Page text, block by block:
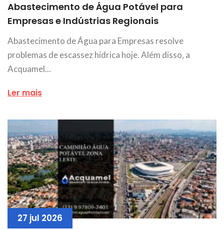
Abastecimento de Água Potável para
Empresas e Indústrias Regionais
Abastecimento de Água para Empresas resolve
problemas de escassez hídrica hoje. Além disso, a
Acquamel...
Ler mais
27 jul 2026